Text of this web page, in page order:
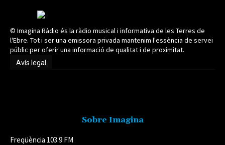
© Imagina Ràdio és la ràdio musical i informativa de les Terres de
l'Ebre. Tot i ser una emissora privada mantenim l'essència de servei
públic per oferir una informació de qualitat i de proximitat.
Avís legal
Sobre Imagina
Freqüència 103.9 FM